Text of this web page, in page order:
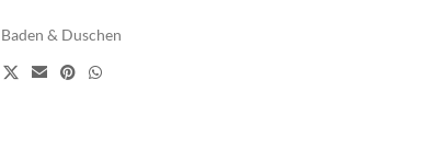
Baden & Duschen